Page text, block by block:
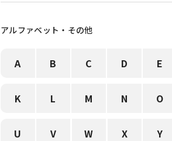
アルファベット・その他
A B C D E
K L M N O
U V W X Y